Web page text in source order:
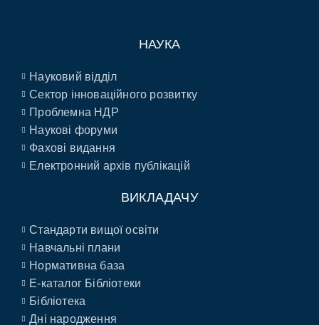
НАУКА
Науковий відділ
Сектор інноваційного розвитку
Проблемна НДР
Наукові форуми
Фахові видання
Електронний архів публікацій
ВИКЛАДАЧУ
Стандарти вищої освіти
Навчальні плани
Нормативна база
E-каталог Бібліотеки
Бібліотека
Дні народження